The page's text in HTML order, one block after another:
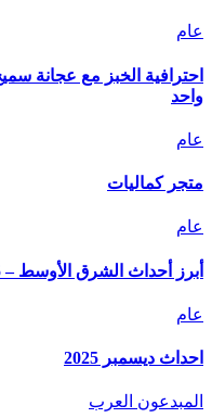
عام
واحد
عام
متجر كماليات
عام
أبرز أحداث الشرق الأوسط – 2025
عام
احداث ديسمبر 2025
المبدعون العرب